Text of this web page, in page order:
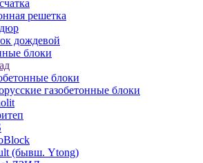
решетка
дождевой
блоки
блоки
газобетонные блоки
(бывш. Ytong)